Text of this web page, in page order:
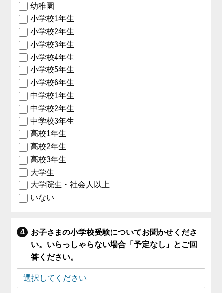
幼稚園
小学校1年生
小学校2年生
小学校3年生
小学校4年生
小学校5年生
小学校6年生
中学校1年生
中学校2年生
中学校3年生
高校1年生
高校2年生
高校3年生
大学生
大学院生・社会人以上
いない
お子さまの小学校受験についてお聞かせくださ
い。いらっしゃらない場合「予定なし」とご回
答ください。